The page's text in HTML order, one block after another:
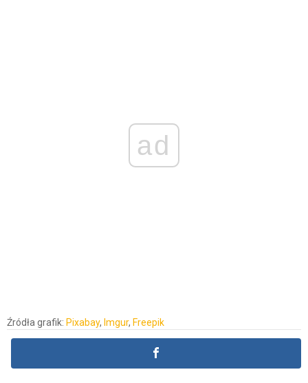
ad
Źródła grafik: Pixabay, Imgur, Freepik